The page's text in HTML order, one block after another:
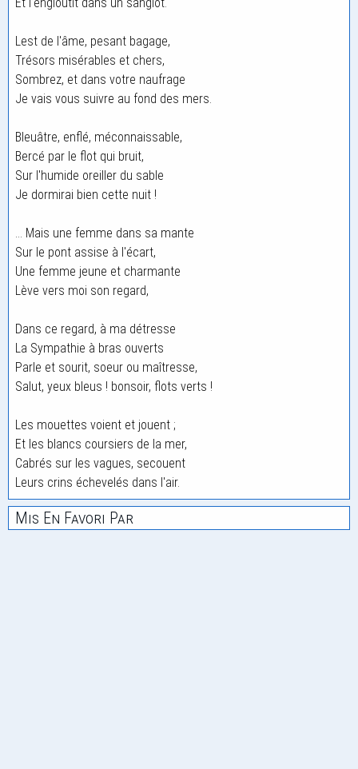
Lest de l'âme, pesant bagage,
Trésors misérables et chers,
Sombrez, et dans votre naufrage
Je vais vous suivre au fond des mers.
Bleuâtre, enflé, méconnaissable,
Bercé par le flot qui bruit,
Sur l'humide oreiller du sable
Je dormirai bien cette nuit !
... Mais une femme dans sa mante
Sur le pont assise à l'écart,
Une femme jeune et charmante
Lève vers moi son regard,
Dans ce regard, à ma détresse
La Sympathie à bras ouverts
Parle et sourit, soeur ou maîtresse,
Salut, yeux bleus ! bonsoir, flots verts !
Les mouettes voient et jouent ;
Et les blancs coursiers de la mer,
Cabrés sur les vagues, secouent
Leurs crins échevelés dans l'air.
Mis En Favori Par